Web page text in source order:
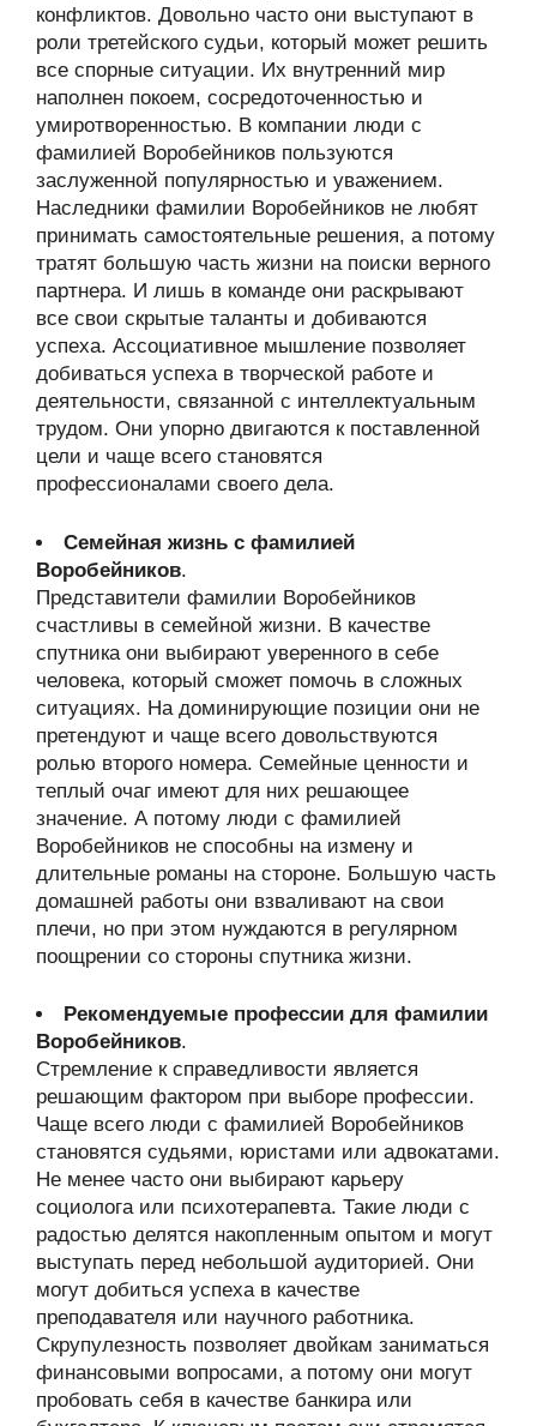
конфликтов. Довольно часто они выступают в
роли третейского судьи, который может решить
все спорные ситуации. Их внутренний мир
наполнен покоем, сосредоточенностью и
умиротворенностью. В компании люди с
фамилией Воробейников пользуются
заслуженной популярностью и уважением.
Наследники фамилии Воробейников не любят
принимать самостоятельные решения, а потому
тратят большую часть жизни на поиски верного
партнера. И лишь в команде они раскрывают
все свои скрытые таланты и добиваются
успеха. Ассоциативное мышление позволяет
добиваться успеха в творческой работе и
деятельности, связанной с интеллектуальным
трудом. Они упорно двигаются к поставленной
цели и чаще всего становятся
профессионалами своего дела.
Семейная жизнь с фамилией
Воробейников.
Представители фамилии Воробейников
счастливы в семейной жизни. В качестве
спутника они выбирают уверенного в себе
человека, который сможет помочь в сложных
ситуациях. На доминирующие позиции они не
претендуют и чаще всего довольствуются
ролью второго номера. Семейные ценности и
теплый очаг имеют для них решающее
значение. А потому люди с фамилией
Воробейников не способны на измену и
длительные романы на стороне. Большую часть
домашней работы они взваливают на свои
плечи, но при этом нуждаются в регулярном
поощрении со стороны спутника жизни.
Рекомендуемые профессии для фамилии
Воробейников.
Стремление к справедливости является
решающим фактором при выборе профессии.
Чаще всего люди с фамилией Воробейников
становятся судьями, юристами или адвокатами.
Не менее часто они выбирают карьеру
социолога или психотерапевта. Такие люди с
радостью делятся накопленным опытом и могут
выступать перед небольшой аудиторией. Они
могут добиться успеха в качестве
преподавателя или научного работника.
Скрупулезность позволяет двойкам заниматься
финансовыми вопросами, а потому они могут
пробовать себя в качестве банкира или